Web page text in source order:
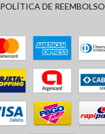
POLÍTICA DE REEMBOLSO